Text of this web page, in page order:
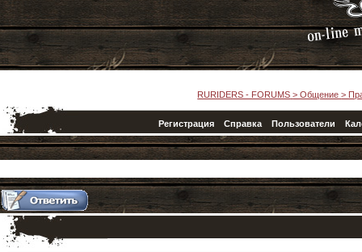
RURIDERS - FORUMS >Общение >
Регистрация Справка Пользователи